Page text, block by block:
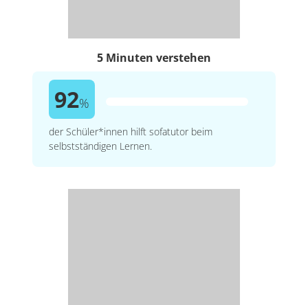
5 Minuten verstehen
92%
der Schüler*innen hilft sofatutor beim
selbstständigen Lernen.